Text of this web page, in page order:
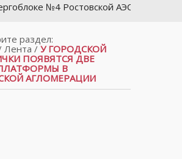
№4 Ростовской АЭС начались
раздел:
Лента / У ГОРОДСКОЙ
ПОЯВЯТСЯ ДВЕ
В
АГЛОМЕРАЦИИ